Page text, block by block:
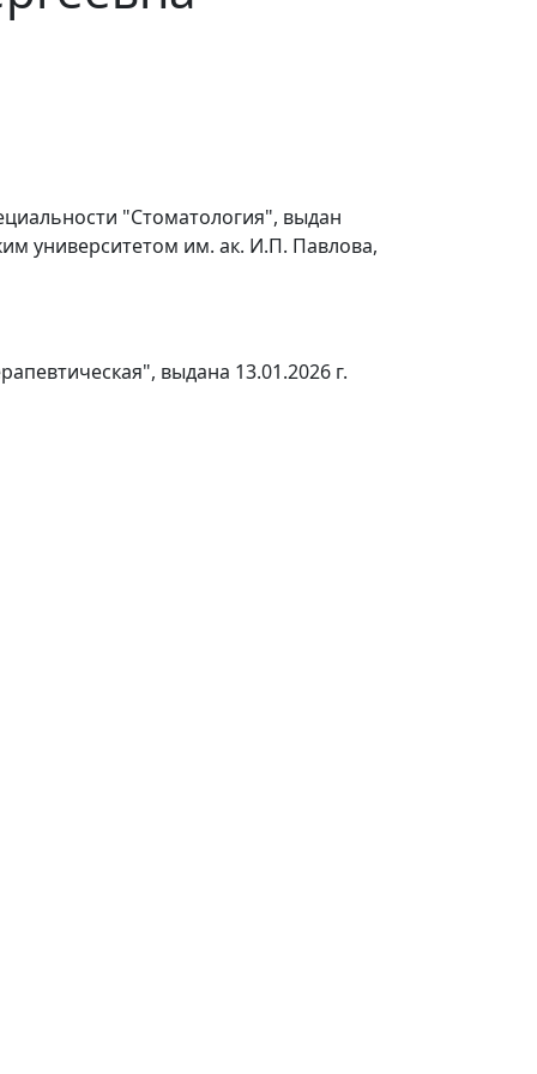
"Стоматология", выдан
университетом им. ак. И.П. Павлова,
выдана 13.01.2026 г.